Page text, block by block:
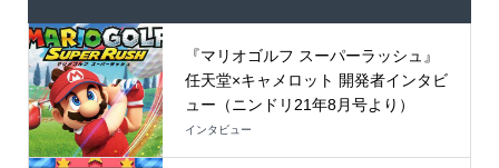
『マリオゴルフ スーパーラッシュ』
任天堂×キャメロット 開発者インタビ
ュー（ニンドリ21年8月号より）
インタビュー